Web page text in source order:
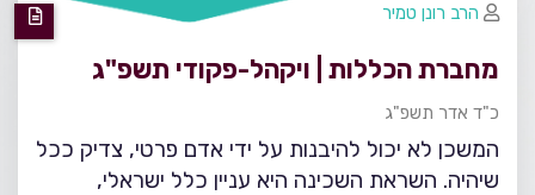
מחברת הכללות | ויקהל-פקודי תשפ"ג
כ"ד אדר תשפ"ג
המשכן לא יכול להיבנות על ידי אדם פרטי, צדיק ככל
שיהיה. השראת השכינה היא עניין כלל ישראלי,
הרב רונן טמיר